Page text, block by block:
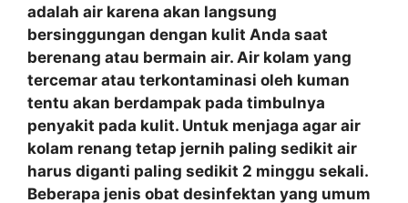
adalah air karena akan langsung
bersinggungan dengan kulit Anda saat
berenang atau bermain air. Air kolam yang
tercemar atau terkontaminasi oleh kuman
tentu akan berdampak pada timbulnya
penyakit pada kulit. Untuk menjaga agar air
kolam renang tetap jernih paling sedikit air
harus diganti paling sedikit 2 minggu sekali.
Beberapa jenis obat desinfektan yang umum